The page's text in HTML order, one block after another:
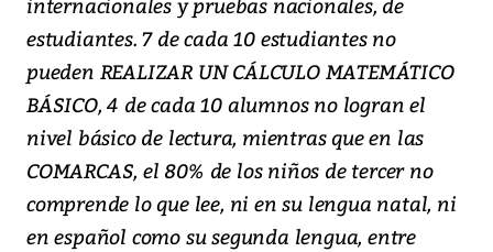
estudiantes. 7 de cada 10 estudiantes no
pueden REALIZAR UN CÁLCULO MATEMÁTICO
BÁSICO, 4 de cada 10 alumnos no logran el
nivel básico de lectura, mientras que en las
COMARCAS, el 80% de los niños de tercer no
comprende lo que lee, ni en su lengua natal, ni
en español como su segunda lengua, entre